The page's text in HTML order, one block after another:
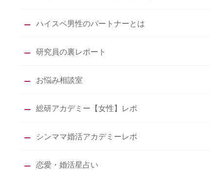
ハイスペ男性のパートナーとは
研究員の裏レポート
お悩み相談室
総研アカデミー【女性】レポ
シンママ婚活アカデミーレポ
恋愛・婚活星占い